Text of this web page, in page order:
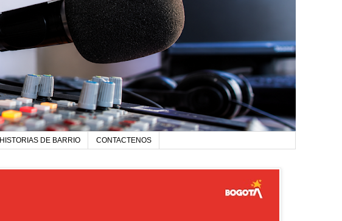
HISTORIAS DE BARRIO CONTACTENOS